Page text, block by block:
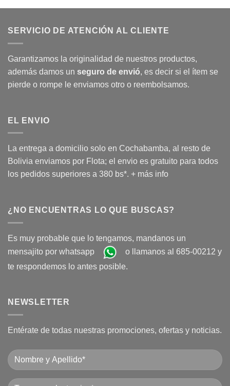
SERVICIO DE ATENCIÓN AL CLIENTE
Garantizamos la originalidad de nuestros productos,
además damos un seguro de envió, es decir si el ítem se
pierde o rompe le enviamos otro o reembolsamos.
EL ENVIO
La entrega a domicilio solo en Cochabamba, al resto de
Bolivia enviamos por Flota; el envio es gratuito para todos
los pedidos superiores a 380 bs*. + más info
¿NO ENCUENTRAS LO QUE BUSCAS?
Es muy probable que lo tengamos, mandanos un
mensajito por whatsapp
o llamanos al 685-00212 y
te respondemos lo antes posible.
NEWSLETTER
Entérate de todas nuestras promociones, ofertas y noticias.